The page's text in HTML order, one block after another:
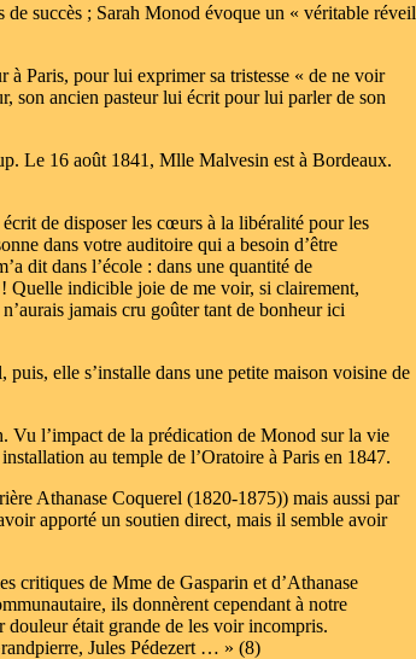
de succès ; Sarah Monod évoque un « véritable réveil
Paris, pour lui exprimer sa tristesse « de ne voir
son ancien pasteur lui écrit pour lui parler de son
Le 16 août 1841, Mlle Malvesin est à Bordeaux.
de disposer les cœurs à la libéralité pour les
dans votre auditoire qui a besoin d’être
dit dans l’école : dans une quantité de
Quelle indicible joie de me voir, si clairement,
jamais cru goûter tant de bonheur ici
elle s’installe dans une petite maison voisine de
Vu l’impact de la prédication de Monod sur la vie
au temple de l’Oratoire à Paris en 1847.
Athanase Coquerel (1820-1875)) mais aussi par
apporté un soutien direct, mais il semble avoir
critiques de Mme de Gasparin et d’Athanase
ils donnèrent cependant à notre
douleur était grande de les voir incompris.
Jules Pédezert … » (8)